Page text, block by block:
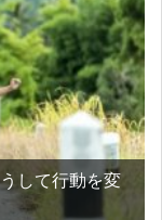
して行動を変